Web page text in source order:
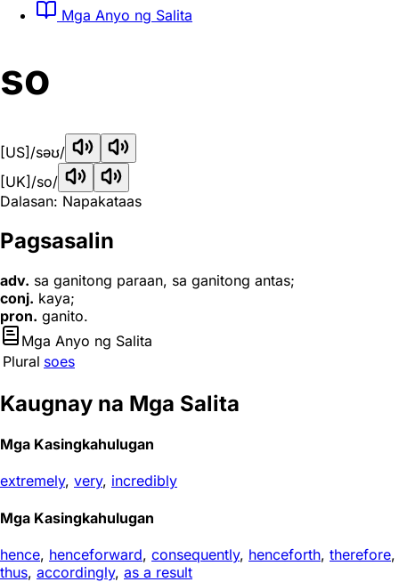
Mga Anyo ng Salita
so
[US] /səʊ/
[UK] /so/
Dalasan: Napakataas
Pagsasalin
adv. sa ganitong paraan, sa ganitong antas;
conj. kaya;
pron. ganito.
Mga Anyo ng Salita
Plural soes
Kaugnay na Mga Salita
Mga Kasingkahulugan
extremely, very, incredibly
Mga Kasingkahulugan
hence, henceforward, consequently, henceforth, therefore,
thus, accordingly, as a result